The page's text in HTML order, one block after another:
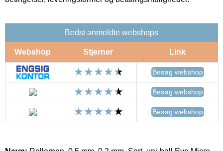
Bedst anmeldte webshops
Webshop Stjerner Link
Besøg webshop
Besøg webshop
Besøg webshop